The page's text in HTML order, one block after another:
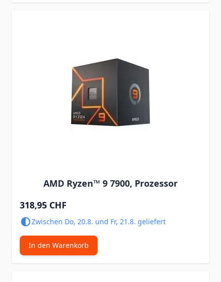
AMD Ryzen™ 9 7900, Prozessor
318,95 CHF
Zwischen Do, 20.8. und Fr, 21.8. geliefert
In den Warenkorb